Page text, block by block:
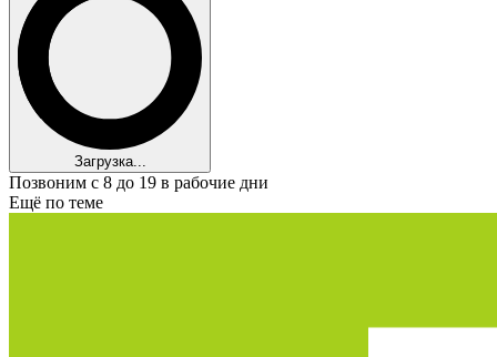
Загрузка...
Позвоним с 8 до 19 в рабочие дни
Ещё по теме